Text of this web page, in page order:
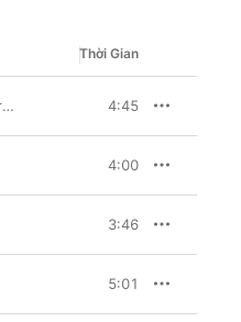
Thời Gian
De verdad lo siento (feat. Gorka Urbizu) - Single 4:45
4:00
3:46
5:01